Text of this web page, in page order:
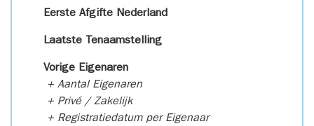
Eerste Afgifte Nederland
Laatste Tenaamstelling
Vorige Eigenaren
+ Aantal Eigenaren
+ Privé / Zakelijk
+ Registratiedatum per Eigenaar